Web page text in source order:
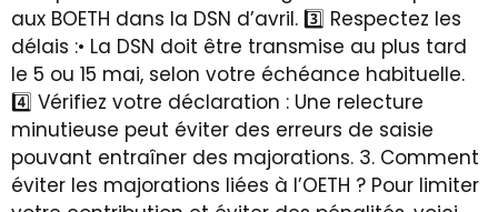
aux BOETH dans la DSN d’avril. 3️⃣ Respectez les
délais :• La DSN doit être transmise au plus tard
le 5 ou 15 mai, selon votre échéance habituelle.
4️⃣ Vérifiez votre déclaration : Une relecture
minutieuse peut éviter des erreurs de saisie
pouvant entraîner des majorations. 3.⁠ ⁠Comment
éviter les majorations liées à l’OETH ? Pour limiter